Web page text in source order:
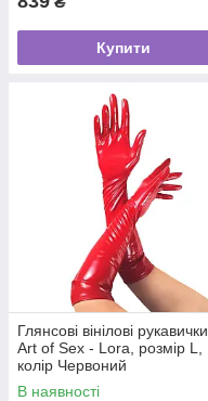
Купити
Глянсові вінілові рукавички
Art of Sex - Lora, розмір L,
колір Червоний
В наявності